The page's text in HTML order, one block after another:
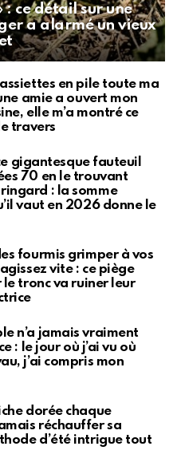
: ce détail sur une
a alarmé un vieux
assiettes en pile toute ma
amie a ouvert mon
elle m’a montré ce
travers
gigantesque fauteuil
70 en le trouvant
: la somme
vaut en 2026 donne le
fourmis grimper à vos
vite : ce piège
le tronc va ruiner leur
n’a jamais vraiment
: le jour où j’ai vu où
j’ai compris mon
dorée chaque
réchauffer sa
d’été intrigue tout